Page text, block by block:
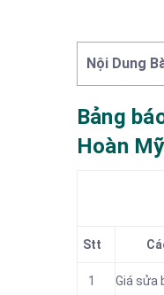
Nội Dung
Bảng
Hoàn Mỹ
Stt
1 Giá sửa